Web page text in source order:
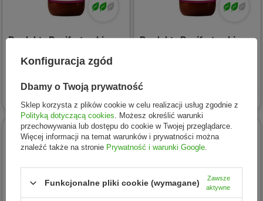
Produkty Bonifraterskie
BONIFRATERSKIE Sok z
32,41 zł
Produkty Bonifraterskie
29,56 zł
NOWOŚĆ NOWOŚĆ
Konfiguracja zgód
Dbamy o Twoją prywatność
Sklep korzysta z plików cookie w celu realizacji usług zgodnie z
Polityką dotyczącą cookies . Możesz określić warunki
przechowywania lub dostępu do cookie w Twojej przeglądarce.
Więcej informacji na temat warunków i prywatności można
znaleźć także na stronie Prywatność i warunki Google
Funkcjonalne pliki cookie (wymagane)
Zawsze
aktywne